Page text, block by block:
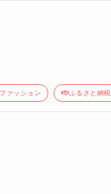
ァッション ふるさと納税